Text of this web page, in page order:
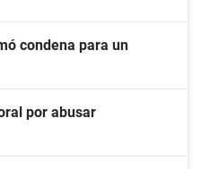
condena para un
por abusar